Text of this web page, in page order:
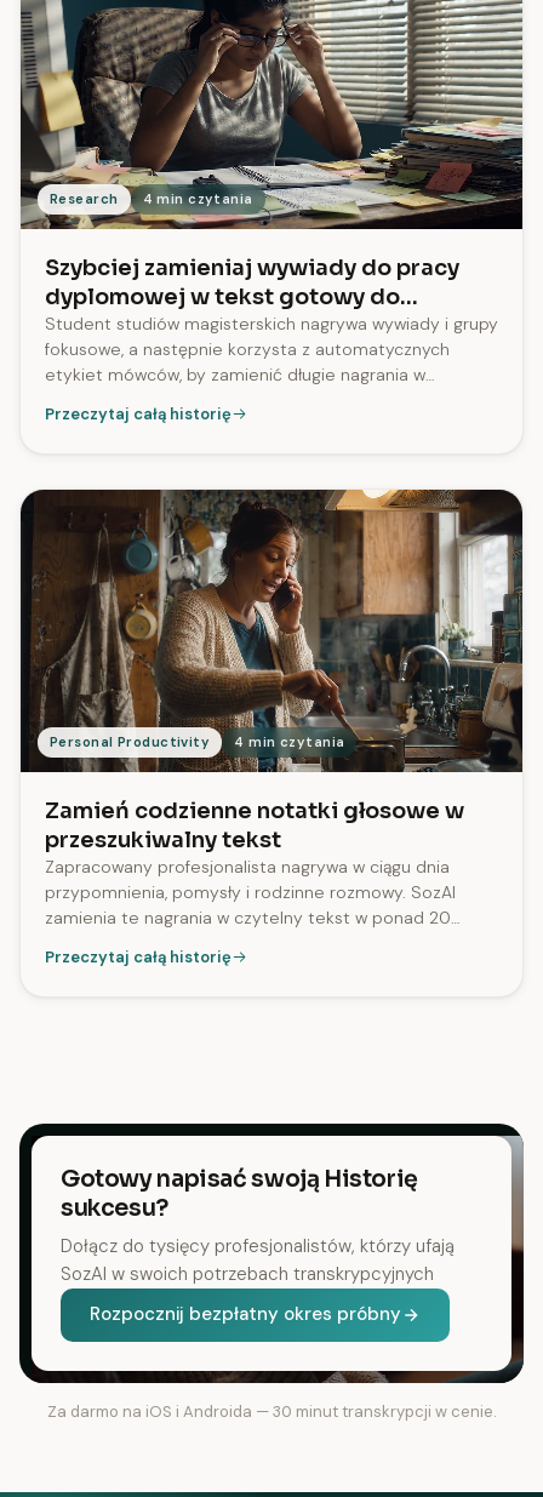
Research 4 min czytania
Szybciej zamieniaj wywiady do pracy
dyplomowej w tekst gotowy do
kodowania
Student studiów magisterskich nagrywa wywiady i grupy
fokusowe, a następnie korzysta z automatycznych
etykiet mówców, by zamienić długie nagrania w
etykiety mówców.
Przeczytaj całą historię
Personal Productivity 4 min czytania
Zamień codzienne notatki głosowe w
przeszukiwalny tekst
Zapracowany profesjonalista nagrywa w ciągu dnia
przypomnienia, pomysły i rodzinne rozmowy. SozAI
zamienia te nagrania w czytelny tekst w ponad 20
do listy plików audio.
Przeczytaj całą historię
Gotowy napisać swoją Historię
sukcesu?
Dołącz do tysięcy profesjonalistów, którzy ufają
SozAI w swoich potrzebach transkrypcyjnych
Rozpocznij bezpłatny okres próbny
Za darmo na iOS i Androida — 30 minut transkrypcji w cenie.